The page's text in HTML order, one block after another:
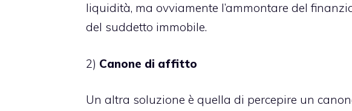
liquidità, ma ovviamente l’ammontare del
del suddetto immobile.
2) Canone di affitto
Un altra soluzione è quella di percepire un